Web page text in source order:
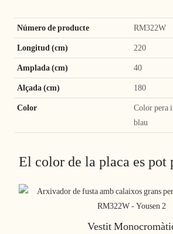
Número de producte RM322W
Longitud (cm) 220
Amplada (cm) 40
Alçada (cm) 180
Color
Color pera
blau
El color de la placa es pot
Vestit